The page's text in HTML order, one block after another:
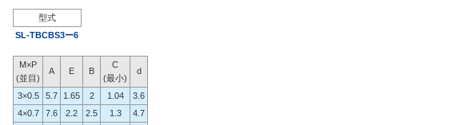
型式
SL-TBCBS3ー6
M×P
(並目)
A E B
C
(最小)
d
3×0.5 5.7 1.65 2 1.04
3.6
4×0.7
7.6 2.2 2.5 1.3
4.7